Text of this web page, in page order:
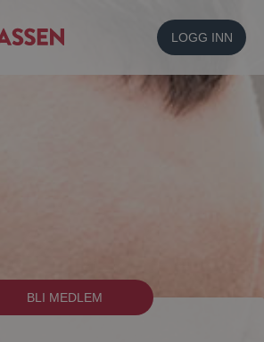
LOGG INN
BLI MEDLEM